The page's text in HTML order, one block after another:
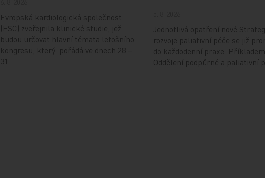
Evropská kardiologická společnost
(ESC) zveřejnila klinické studie, jež
budou určovat hlavní témata letošního
kongresu, který pořádá ve dnech 28.–
31…
Jednotlivá opatření nové
rozvoje paliativní péče se již
do každodenní praxe.
Oddělení podpůrné a paliativní